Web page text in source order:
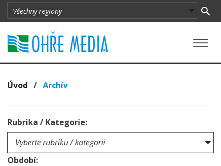
Úvod / Archív
Rubrika / Kategorie:
Období: